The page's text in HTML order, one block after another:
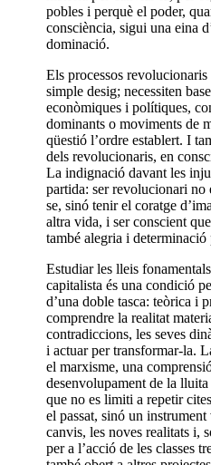
pobles i perquè el poder,
consciència, sigui una eina
dominació.
Els processos
simple desig; necessiten
econòmiques i polítiques,
dominants o moviments de
qüestió l’ordre establert. I
dels revolucionaris, en
La indignació davant les
partida: ser revolucionari no
se, sinó tenir el coratge
altra vida, i ser conscient
també alegria i determinació
Estudiar les lleis
capitalista és una condició
d’una doble tasca: teòrica i
comprendre la realitat
contradiccions, les seves
i actuar per transformar-la.
el marxisme, una
desenvolupament de la
que no es limiti a repetir
el passat, sinó un
canvis, les noves realitats i,
per a l’acció de les classes